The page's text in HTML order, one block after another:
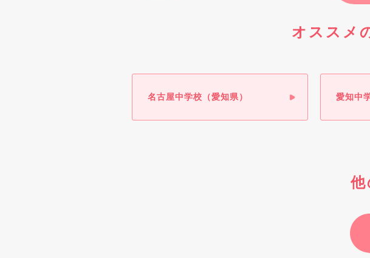
オススメ
名古屋中学校（愛知県） 愛知中
他